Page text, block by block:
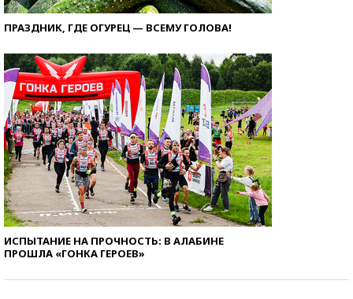
ПРАЗДНИК, ГДЕ ОГУРЕЦ — ВСЕМУ ГОЛОВА!
ИСПЫТАНИЕ НА ПРОЧНОСТЬ: В АЛАБИНЕ
ПРОШЛА «ГОНКА ГЕРОЕВ»